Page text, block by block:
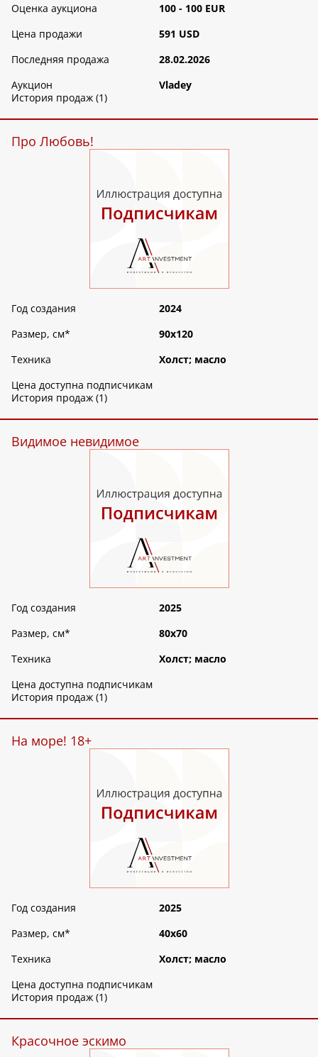
Оценка аукциона
100 - 100 EUR
Цена продажи
591 USD
Последняя продажа
28.02.2026
Аукцион
Vladey
История продаж (1)
Про Любовь!
Год создания
2024
Размер, см*
90х120
Техника
Холст; масло
Цена доступна подписчикам
История продаж (1)
Видимое невидимое
Год создания
2025
Размер, см*
80х70
Техника
Холст; масло
Цена доступна подписчикам
История продаж (1)
На море! 18+
Год создания
2025
Размер, см*
40х60
Техника
Холст; масло
Цена доступна подписчикам
История продаж (1)
Красочное эскимо